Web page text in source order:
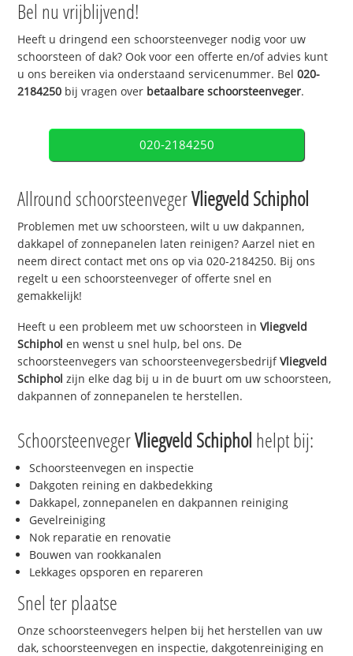
Bel nu vrijblijvend!
Heeft u dringend een schoorsteenveger nodig voor uw
schoorsteen of dak? Ook voor een offerte en/of advies kunt
u ons bereiken via onderstaand servicenummer. Bel020-
2184250 bij vragen over betaalbare schoorsteenveger.
020-2184250
Allround schoorsteenvegerVliegveld Schiphol
Problemen met uw schoorsteen, wilt u uw dakpannen,
dakkapel of zonnepanelen laten reinigen? Aarzel niet en
neem direct contact met ons op via 020-2184250. Bij ons
regelt u een schoorsteenveger of offerte snel en
gemakkelijk!
Heeft u een probleem met uw schoorsteen inVliegveld
Schiphol en wenst u snel hulp, bel ons. De
schoorsteenvegers van schoorsteenvegersbedrijfVliegveld
Schiphol zijn elke dag bij u in de buurt om uw schoorsteen,
dakpannen of zonnepanelen te herstellen.
SchoorsteenvegerVliegveld Schiphol helpt bij:
Schoorsteenvegen en inspectie
Dakgoten reining en dakbedekking
Dakkapel, zonnepanelen en dakpannen reiniging
Gevelreiniging
Nok reparatie en renovatie
Bouwen van rookkanalen
Lekkages opsporen en repareren
Snel ter plaatse
Onze schoorsteenvegers helpen bij het herstellen van uw
dak, schoorsteenvegen en inspectie, dakgotenreiniging en